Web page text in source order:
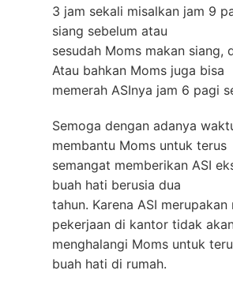
3 jam sekali misalkan jam 9
siang sebelum atau
sesudah Moms makan siang,
Atau bahkan Moms juga bisa
memerah ASInya jam 6 pagi
Semoga dengan adanya
membantu Moms untuk terus
semangat memberikan ASI
buah hati berusia dua
tahun. Karena ASI
pekerjaan di kantor tidak
menghalangi Moms untuk
buah hati di rumah.